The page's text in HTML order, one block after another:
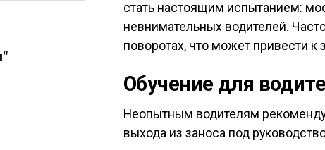
стать настоящим испытанием:
невнимательных водителей.
поворотах, что может привести
Обучение для
Неопытным водителям
выхода из заноса под